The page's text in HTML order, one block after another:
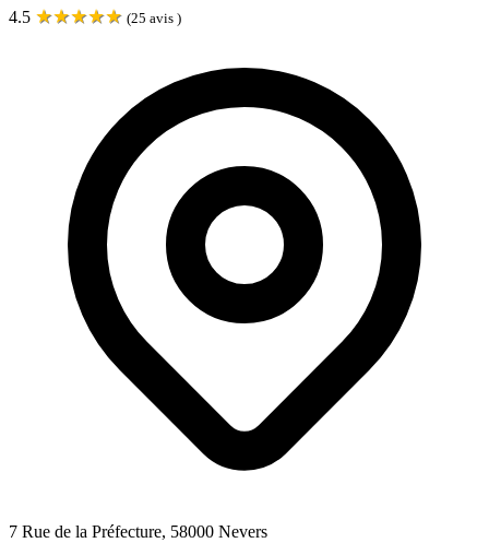
4.5 ★★★★★ (25 avis )
7 Rue de la Préfecture, 58000 Nevers